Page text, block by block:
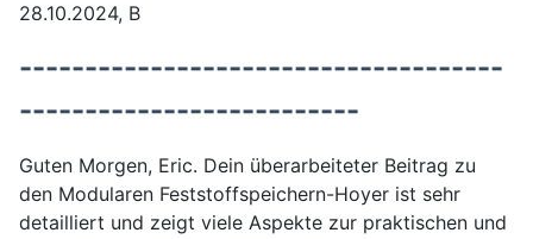
28.10.2024, B
-------------------------------------
--------------------------
Guten Morgen, Eric. Dein überarbeiteter Beitrag zu
den Modularen Feststoffspeichern-Hoyer ist sehr
detailliert und zeigt viele Aspekte zur praktischen und